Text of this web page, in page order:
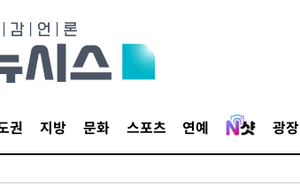
권 지방 문화 스포츠 연예 광장